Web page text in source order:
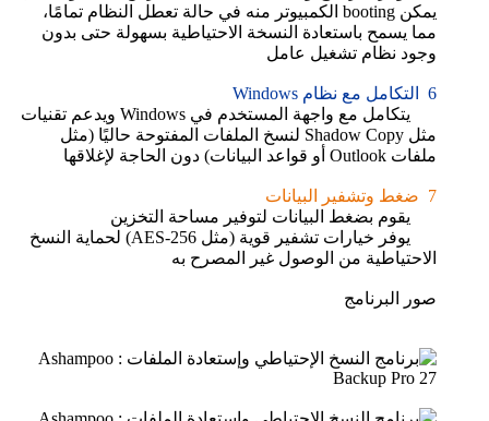
يمكن booting الكمبيوتر منه في حالة تعطل النظام تمامًا،
مما يسمح باستعادة النسخة الاحتياطية بسهولة حتى بدون
وجود نظام تشغيل عامل
6 التكامل مع نظام Windows
يتكامل مع واجهة المستخدم في Windows ويدعم تقنيات
مثل Shadow Copy لنسخ الملفات المفتوحة حاليًا (مثل
ملفات Outlook أو قواعد البيانات) دون الحاجة لإغلاقها
7 ضغط وتشفير البيانات
يقوم بضغط البيانات لتوفير مساحة التخزين
يوفر خيارات تشفير قوية (مثل AES-256) لحماية النسخ
الاحتياطية من الوصول غير المصرح به
صور البرنامج